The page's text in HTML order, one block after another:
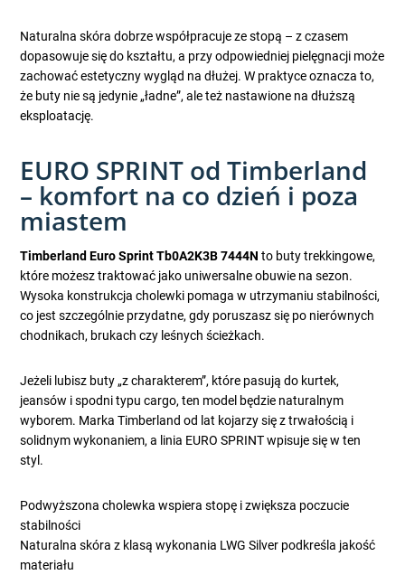
Naturalna skóra dobrze współpracuje ze stopą – z czasem
dopasowuje się do kształtu, a przy odpowiedniej pielęgnacji może
zachować estetyczny wygląd na dłużej. W praktyce oznacza to,
że buty nie są jedynie „ładne”, ale też nastawione na dłuższą
eksploatację.
EURO SPRINT od Timberland
– komfort na co dzień i poza
miastem
Timberland Euro Sprint Tb0A2K3B 7444N to buty trekkingowe,
które możesz traktować jako uniwersalne obuwie na sezon.
Wysoka konstrukcja cholewki pomaga w utrzymaniu stabilności,
co jest szczególnie przydatne, gdy poruszasz się po nierównych
chodnikach, brukach czy leśnych ścieżkach.
Jeżeli lubisz buty „z charakterem”, które pasują do kurtek,
jeansów i spodni typu cargo, ten model będzie naturalnym
wyborem. Marka Timberland od lat kojarzy się z trwałością i
solidnym wykonaniem, a linia EURO SPRINT wpisuje się w ten
styl.
Podwyższona cholewka wspiera stopę i zwiększa poczucie
stabilności
Naturalna skóra z klasą wykonania LWG Silver podkreśla jakość
materiału